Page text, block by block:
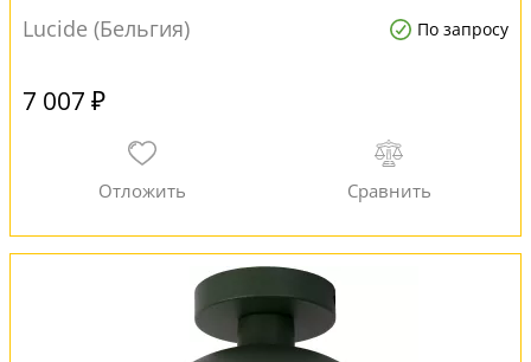
Lucide (Бельгия)
По запросу
7 007 ₽